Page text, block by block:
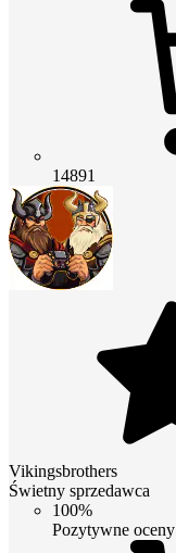
14891
Vikingsbrothers
Świetny sprzedawca
100%
Pozytywne oceny